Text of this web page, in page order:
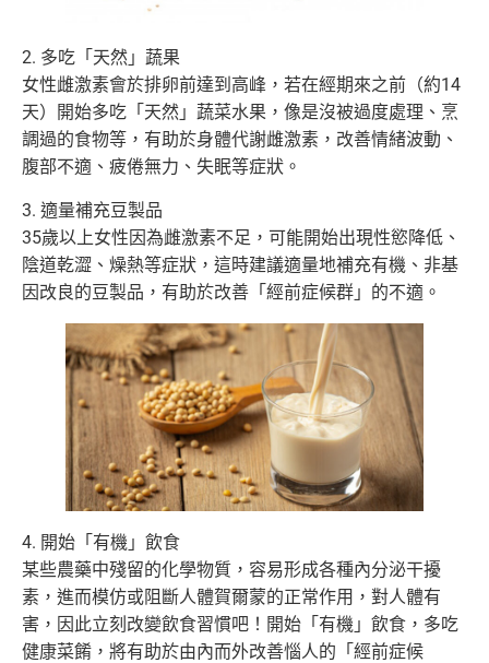
2. 多吃「天然」蔬果
女性雌激素會於排卵前達到高峰，若在經期來之前（約14
天）開始多吃「天然」蔬菜水果，像是沒被過度處理、烹
調過的食物等，有助於身體代謝雌激素，改善情緒波動、
腹部不適、疲倦無力、失眠等症狀。
3. 適量補充豆製品
35歲以上女性因為雌激素不足，可能開始出現性慾降低、
陰道乾澀、燥熱等症狀，這時建議適量地補充有機、非基
因改良的豆製品，有助於改善「經前症候群」的不適。
4. 開始「有機」飲食
某些農藥中殘留的化學物質，容易形成各種內分泌干擾
素，進而模仿或阻斷人體賀爾蒙的正常作用，對人體有
害，因此立刻改變飲食習慣吧！開始「有機」飲食，多吃
健康菜餚，將有助於由內而外改善惱人的「經前症候